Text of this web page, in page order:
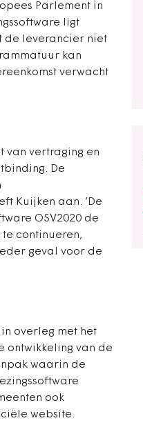
Parlement in
ligt
de leverancier niet
kan
verwacht
van vertraging en
De
Kuijken aan. ’De
OSV2020 de
continueren,
geval voor de
overleg met het
ontwikkeling van de
waarin de
ook
website.